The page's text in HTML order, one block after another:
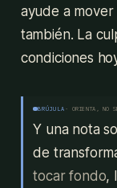
ayude a
también. La
condiciones
BRÚJULA · ORIENTA, NO
Y una nota
de
tocar fondo,